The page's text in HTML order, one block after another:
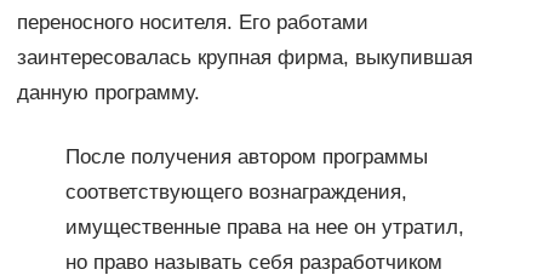
переносного носителя. Его работами
заинтересовалась крупная фирма, выкупившая
данную программу.
После получения автором программы
соответствующего вознаграждения,
имущественные права на нее он утратил,
но право называть себя разработчиком